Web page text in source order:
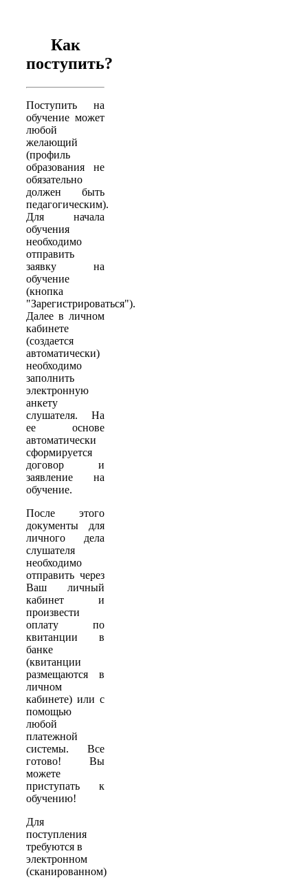
Как
поступить?
Поступить на
обучение может
любой
желающий
(профиль
образования не
обязательно
должен быть
педагогическим).
Для начала
обучения
необходимо
отправить
заявку на
обучение
(кнопка
"Зарегистрироваться").
Далее в личном
кабинете
(создается
автоматически)
необходимо
заполнить
электронную
анкету
слушателя. На
ее основе
автоматически
сформируется
договор и
заявление на
обучение.
После этого
документы для
личного дела
слушателя
необходимо
отправить через
Ваш личный
кабинет и
произвести
оплату по
квитанции в
банке
(квитанции
размещаются в
личном
кабинете) или с
помощью
любой
платежной
системы. Все
готово! Вы
можете
приступать к
обучению!
Для
поступления
требуются в
электронном
(сканированном)